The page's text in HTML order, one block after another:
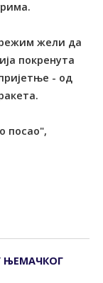
жели да
покренута
- од
посао",
ЊЕМАЧКОГ